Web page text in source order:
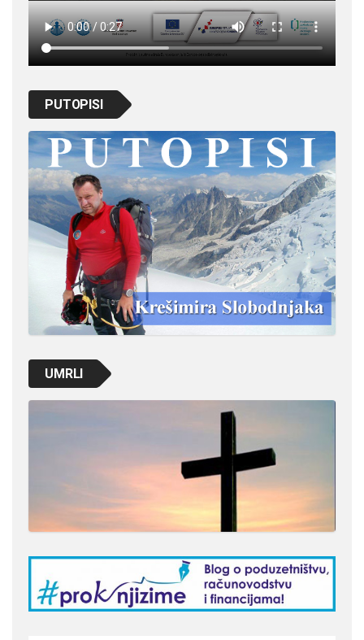
PUTOPISI
UMRLI